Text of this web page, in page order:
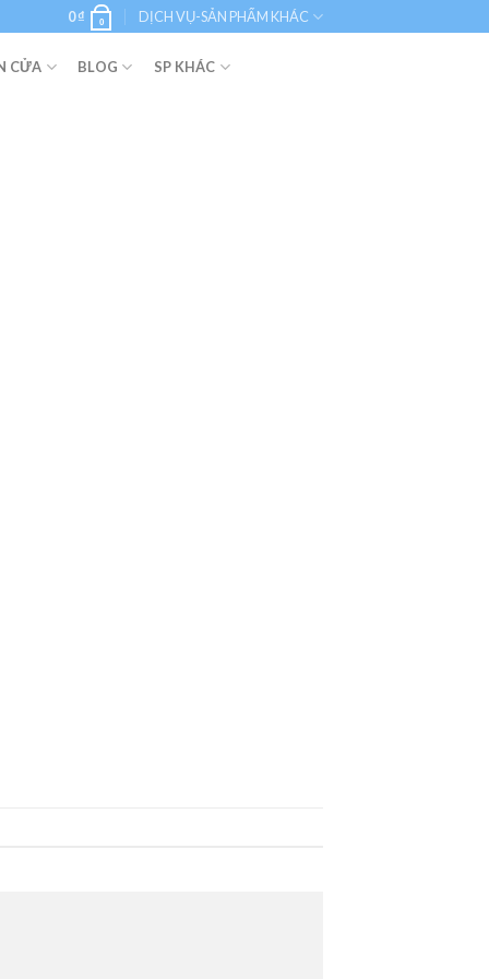
0₫ 0 DỊCH VỤ-SẢN PHẨM KHÁC
CỬA BLOG SP KHÁC